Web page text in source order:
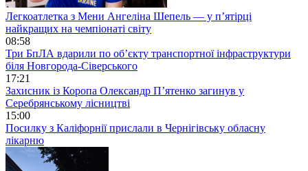
Легкоатлетка з Мени Ангеліна Шепель — у п’ятірці
найкращих на чемпіонаті світу
08:58
Три БпЛА вдарили по об’єкту транспортної інфраструктури
біля Новгорода-Сіверського
17:21
Захисник із Коропа Олександр П’ятенко загинув у
Серебрянському лісництві
15:00
Посилку з Каліфорнії прислали в Чернігівську обласну
лікарню